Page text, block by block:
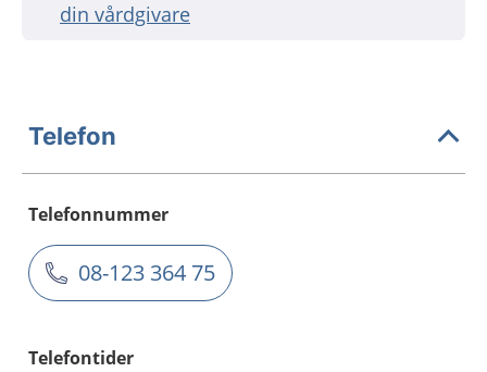
din vårdgivare
Telefon
Telefonnummer
08-123 364 75
Telefontider